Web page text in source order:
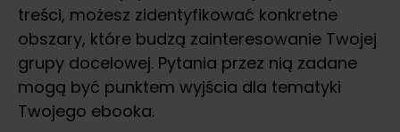
treści, możesz zidentyfikować konkretne
obszary, które budzą zainteresowanie Twojej
grupy docelowej. Pytania przez nią zadane
mogą być punktem wyjścia dla tematyki
Twojego ebooka.